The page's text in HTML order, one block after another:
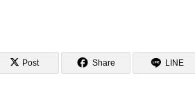
Post Share LINE